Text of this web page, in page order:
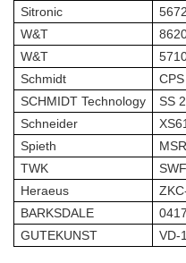
Sitronic
W&T
W&T
Schmidt
SCHMIDT Technology
SS
Schneider
Spieth
TWK
Heraeus
BARKSDALE
GUTEKUNST
VD-